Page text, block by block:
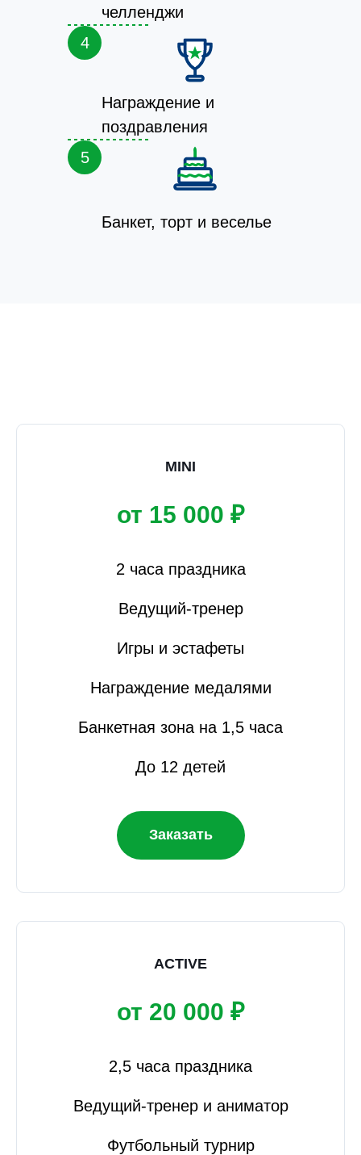
челленджи
4
Награждение и
поздравления
5
Банкет, торт и веселье
MINI
от 15 000 ₽
2 часа праздника
Ведущий-тренер
Игры и эстафеты
Награждение медалями
Банкетная зона на 1,5 часа
До 12 детей
Заказать
ACTIVE
от 20 000 ₽
2,5 часа праздника
Ведущий-тренер и аниматор
Футбольный турнир